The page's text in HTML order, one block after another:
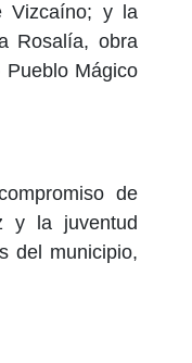
Vizcaíno; y la
Rosalía, obra
Mágico
de
y la juventud
del municipio,